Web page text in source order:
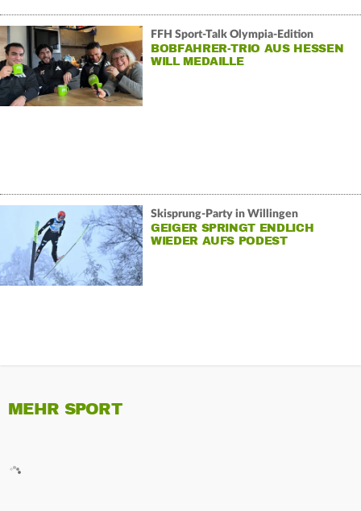
FFH Sport-Talk Olympia-Edition
BOBFAHRER-TRIO AUS HESSEN
WILL MEDAILLE
Skisprung-Party in Willingen
GEIGER SPRINGT ENDLICH
WIEDER AUFS PODEST
MEHR SPORT